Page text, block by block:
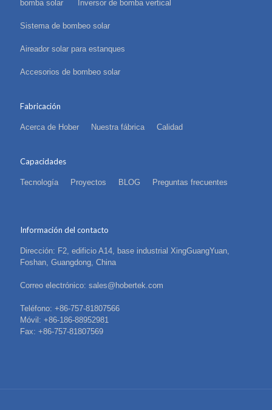
bomba solar Inversor de bomba vertical
Sistema de bombeo solar
Aireador solar para estanques
Accesorios de bombeo solar
Fabricación
Acerca de Hober Nuestra fábrica Calidad
Capacidades
Tecnología Proyectos BLOG Preguntas frecuentes
Información del contacto
Dirección: F2, edificio A14, base industrial XingGuangYuan,
Foshan, Guangdong, China
Correo electrónico: sales@hobertek.com
Teléfono: +86-757-81807566
Móvil: +86-186-88952981
Fax: +86-757-81807569